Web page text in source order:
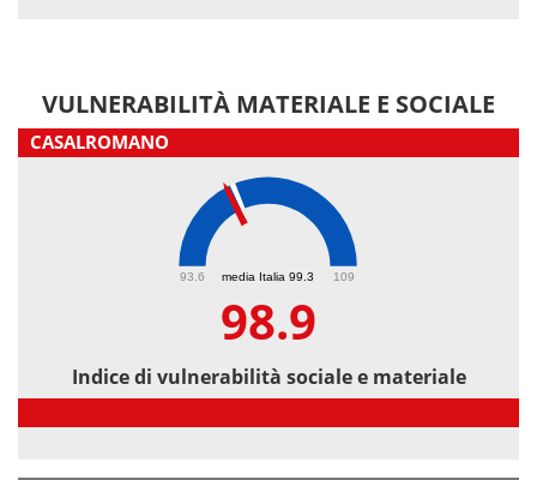
VULNERABILITÀ MATERIALE E SOCIALE
CASALROMANO
media Italia 99.3
93.6 109
98.9
Indice di vulnerabilità sociale e materiale